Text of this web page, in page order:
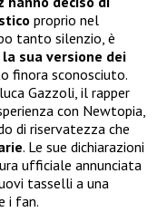
proprio nel
tanto silenzio, è
sua versione dei
finora sconosciuto.
Gazzoli, il rapper
con Newtopia,
di riservatezza che
. Le sue dichiarazioni
ufficiale annunciata
tasselli a una
i fan.